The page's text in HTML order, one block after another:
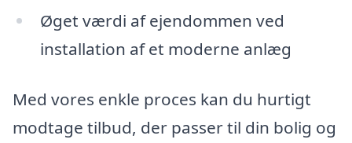
Øget værdi af ejendommen ved
installation af et moderne anlæg
Med vores enkle proces kan du hurtigt
modtage tilbud, der passer til din bolig og